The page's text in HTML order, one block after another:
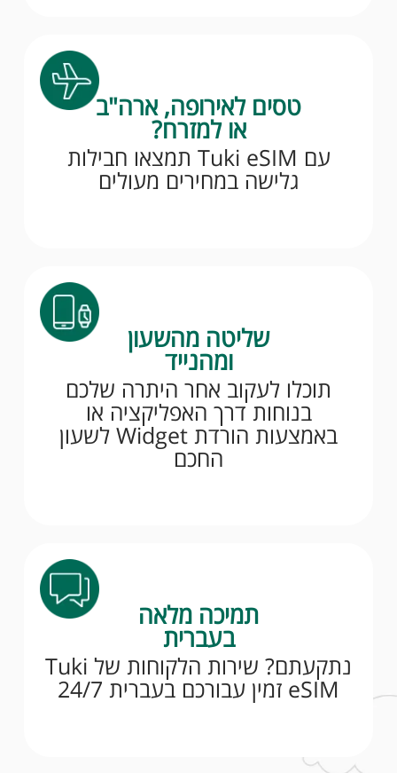
טסים לאירופה, ארה"ב
או למזרח?
עם Tuki eSIM תמצאו חבילות
גלישה במחירים מעולים
שליטה מהשעון
ומהנייד
תוכלו לעקוב אחר היתרה שלכם
בנוחות דרך האפליקציה או
באמצעות הורדת Widget לשעון
החכם
תמיכה מלאה
בעברית
נתקעתם? שירות הלקוחות של Tuki
eSIM זמין עבורכם בעברית 24/7